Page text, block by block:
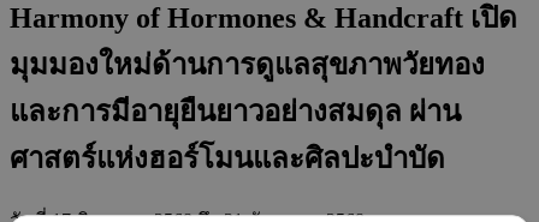
Harmony of Hormones & Handcraft เปิด
มุมมองใหม่ด้านการดูแลสุขภาพวัยทอง
และการมีอายุยืนยาวอย่างสมดุล ผ่าน
ศาสตร์แห่งฮอร์โมนและศิลปะบำบัด